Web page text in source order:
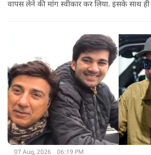
वापस लेने की मांग स्वीकार कर लिया. इसके साथ
07 Aug, 2026 06:19 PM